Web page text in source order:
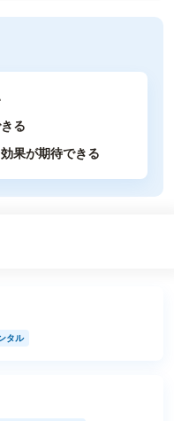
る
果が期待できる
タル